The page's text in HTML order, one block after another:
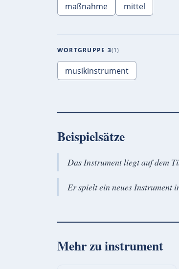
maßnahme mittel
WORTGRUPPE 3 1
musikinstrument
Beispielsätze
Das Instrument liegt auf dem
Er spielt ein neues Instrument
Mehr zuinstrument